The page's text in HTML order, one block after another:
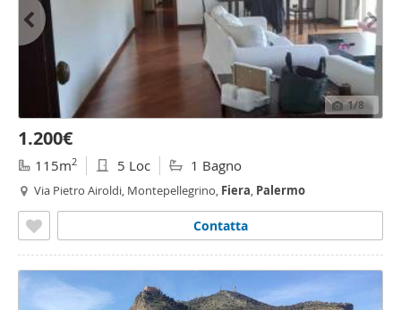
1/8
1.200€
115m2 5 Loc 1 Bagno
Via Pietro Airoldi, Montepellegrino, Fiera, Palermo
Contatta